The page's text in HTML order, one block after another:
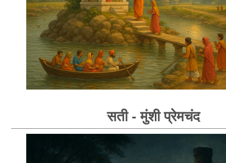
सती - मुंशी प्रेमचंद